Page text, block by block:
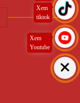
Xem
tiktok
Xem
Youtube